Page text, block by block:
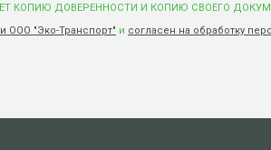
КОПИЮ ДОВЕРЕННОСТИ И КОПИЮ СВОЕГО
ООО "Эко-Транспорт" и согласен на обработку